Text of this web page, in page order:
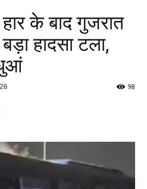
के बाद गुजरात
हादसा टला,
98